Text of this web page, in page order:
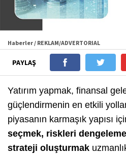
Haberler / REKLAM/ADVERTORIAL
PAYLAŞ
Yatırım yapmak, finansal
güçlendirmenin en etkili
piyasanın karmaşık yapısı
seçmek, riskleri
strateji oluşturmak